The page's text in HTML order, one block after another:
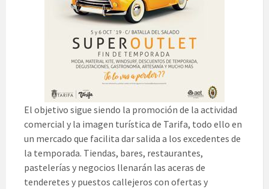
El objetivo sigue siendo la promoción de la actividad
comercial y la imagen turística de Tarifa, todo ello en
un mercado que facilita dar salida a los excedentes de
la temporada. Tiendas, bares, restaurantes,
pastelerías y negocios llenarán las aceras de
tenderetes y puestos callejeros con ofertas y